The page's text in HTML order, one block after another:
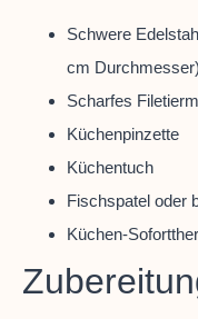
Schwere
cm Durchmesser)
Scharfes
Küchenpinzette
Küchentuch
Fischspatel oder
Küchen-